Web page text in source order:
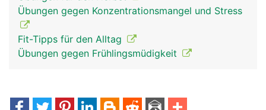
Übungen gegen Konzentrationsmangel und Stress
Fit-Tipps für den Alltag
Übungen gegen Frühlingsmüdigkeit